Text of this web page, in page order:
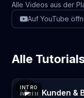
Alle Videos aus der
Auf YouTube
Alle
INTRO
Mehr Kunden &